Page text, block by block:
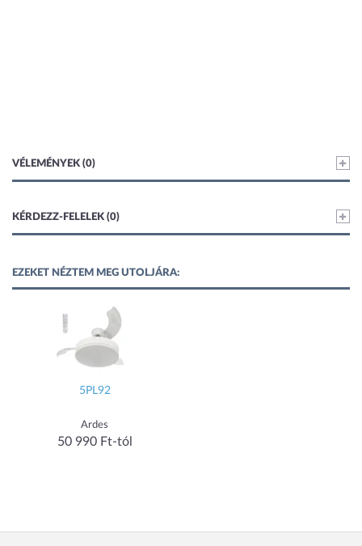
VÉLEMÉNYEK (0)
KÉRDEZZ-FELELEK (0)
EZEKET NÉZTEM MEG UTOLJÁRA:
5PL92
Ardes
50 990 Ft-tól